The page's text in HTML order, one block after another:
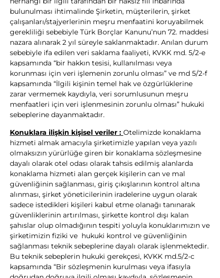
bulunulması ihtimalinde Şirketin, müşterilerin, şirket
çalışanları/stajyerlerinin meşru menfaatini koruyabilmek
gerekliliği sebebiyle Türk Borçlar Kanunu’nun 72. maddesi
nazara alınarak 2 yıl süreyle saklanmaktadır. Anılan durum
sebebiyle ifa edilen veri saklama faaliyeti, KVKK md. 5/2-e
kapsamında “bir hakkın tesisi, kullanılması veya
korunması için veri işlemenin zorunlu olması” ve md 5/2-f
kapsamında “İlgili kişinin temel hak ve özgürlüklerine
zarar vermemek kaydıyla, veri sorumlusunun meşru
menfaatleri için veri işlenmesinin zorunlu olması” hukuki
sebeplerine dayanmaktadır.
Konuklara ilişkin kişisel veriler : Otelimizde konaklama
hizmeti almak amacıyla şirketimizle yapılan veya yazılı
olmaksızın yürürlüğe giren bir konaklama sözleşmesine
dayalı olarak otel odası olarak tahsis edilmiş alanlarda
konaklama hizmeti alan gerçek kişilerin can ve mal
güvenliğinin sağlanması, giriş çıkışlarının kontrol altına
alınması, şirket yöneticilerinin iradelerine uygun olarak
sadece istedikleri kişileri kabul etme olanağı tanınarak
güvenliklerinin artırılması, şirkette kontrol dışı kalan
şahıslar olup olmadığının tespiti yoluyla konuklarımızın ve
şirketimizin fiziki ve hukuki kontrol ve güvenliğinin
sağlanması teknik sebeplerine dayalı olarak işlenmektedir.
Bu teknik sebeplerin hukuki gerekçesi, KVKK md.5/2-c
kapsamında “Bir sözleşmenin kurulması veya ifasıyla